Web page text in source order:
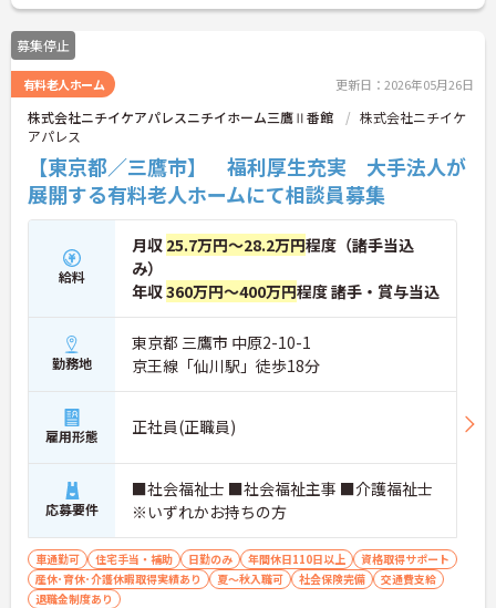
募集停止
有料老人ホーム 更新日：2026年05月26日
株式会社ニチイケアパレスニチイホーム三鷹Ⅱ番館
株式会社ニチイケ
アパレス
【東京都／三鷹市】 福利厚生充実 大手法人が
展開する有料老人ホームにて相談員募集
給料
月収 25.7万円～28.2万円程度（諸手当込
み）
年収360万円～400万円程度 諸手・賞与当込
勤務地
東京都 三鷹市 中原2-10-1
京王線「仙川駅」徒歩18分
雇用形態 正社員(正職員)
応募要件
■社会福祉士 ■社会福祉主事 ■介護福祉士
※いずれかお持ちの方
車通勤可 住宅手当・補助 日勤のみ 年間休日110日以上
資格取得サポート
産休･育休･介護休暇取得実績あり
夏～秋入職可 社会保険完備
交通費支給
退職金制度あり